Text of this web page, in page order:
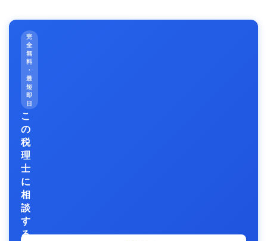
完
全
無
料
・
最
短
即
日
こ
の
税
理
士
に
相
談
す
る